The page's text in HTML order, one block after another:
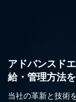
アドバンスド
給・管理方法
当社の革新と技術